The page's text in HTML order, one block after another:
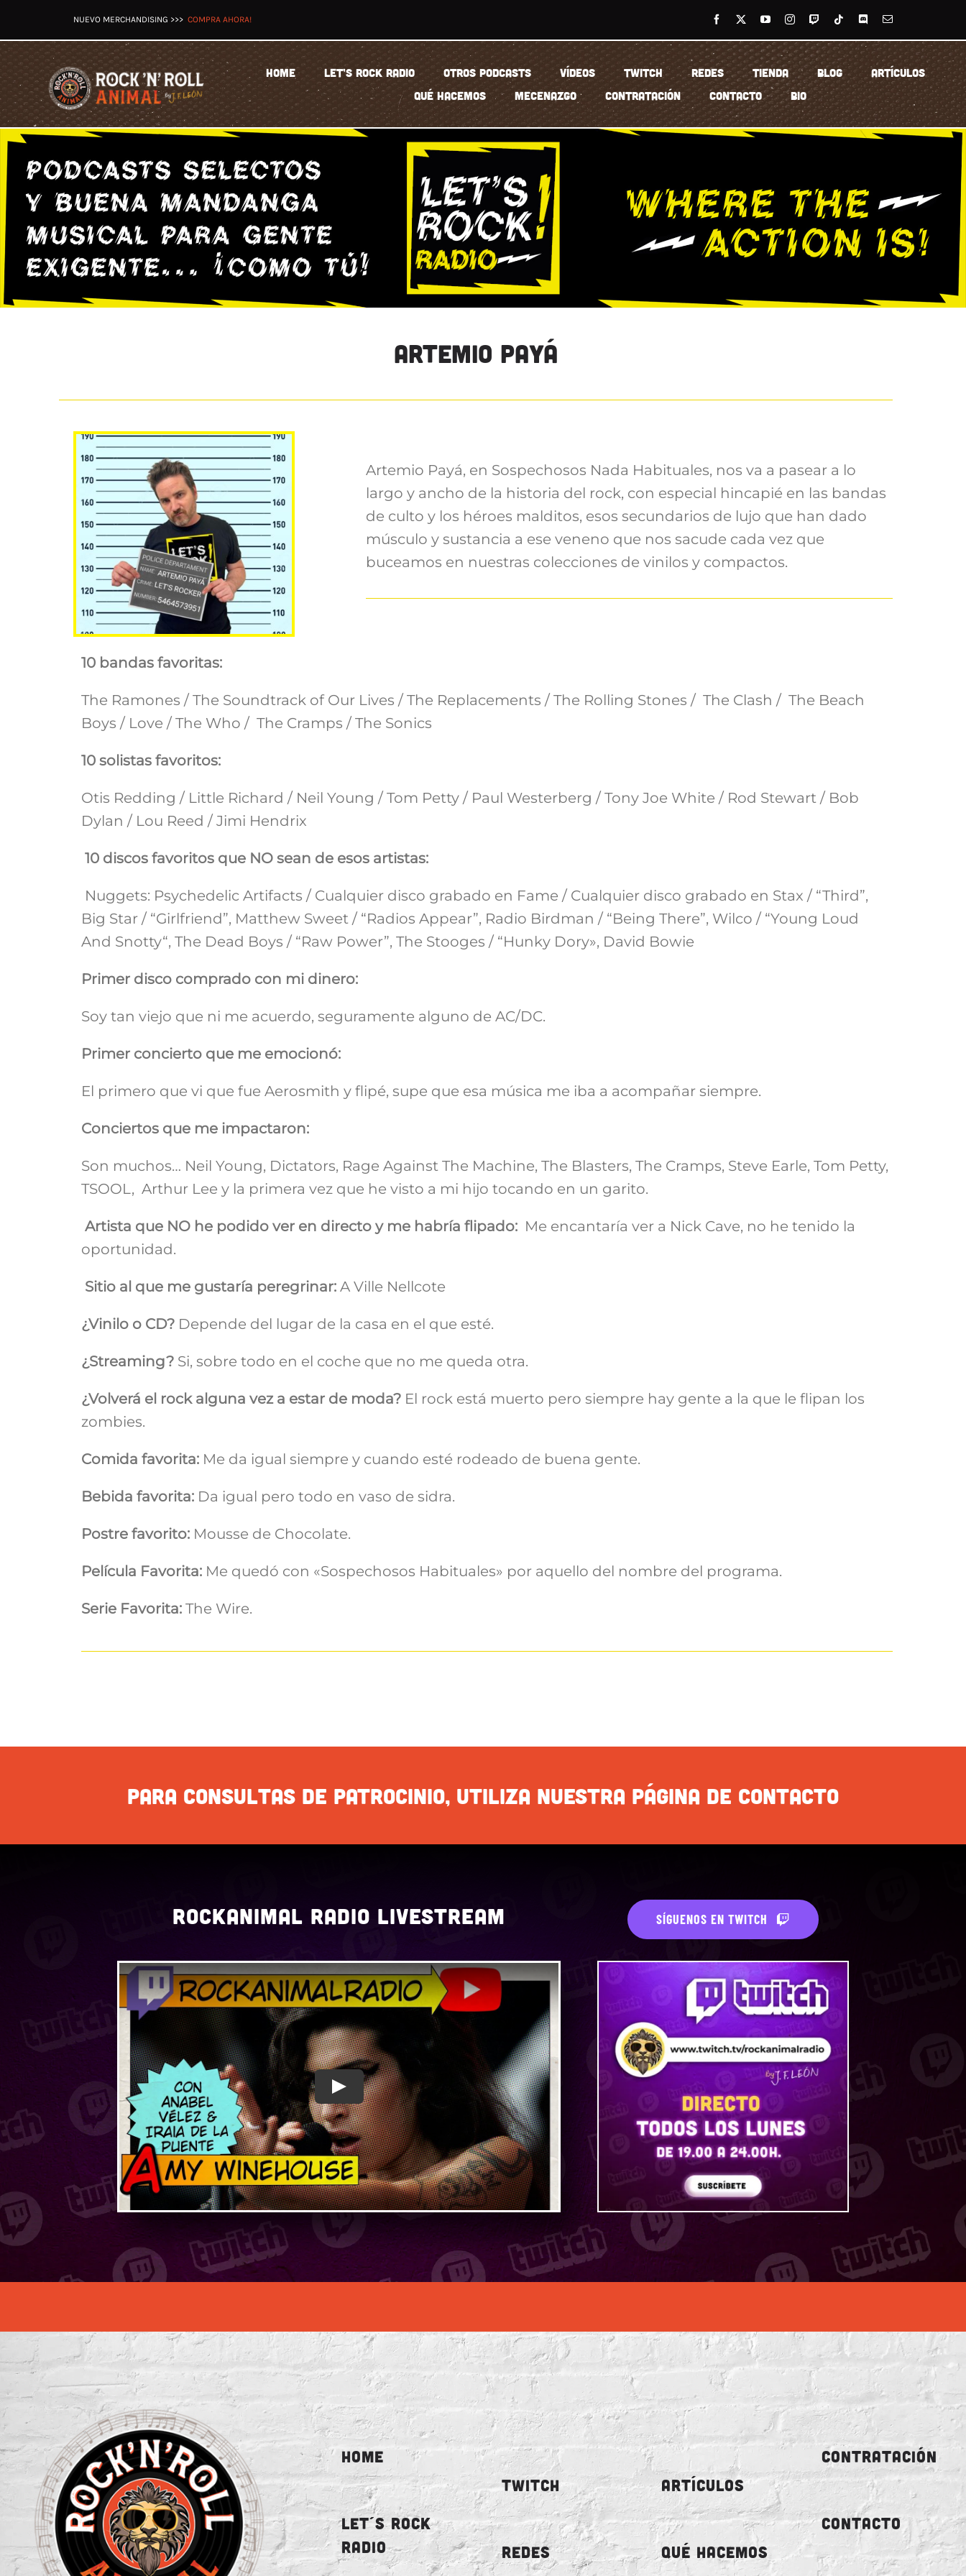
contenido
NUEVO MERCHANDISING >>> COMPRA AHORA!
HOME LET’S ROCK RADIO OTROS PODCASTS VÍDEOS TWITCH REDES TIENDA BLOG
ARTÍCULOS
QUÉ HACEMOS
MECENAZGO CONTRATACIÓN CONTACTO BIO
ARTEMIO PAYÁ
Artemio Payá, en Sospechosos Nada Habituales, nos va a pasear a lo
largo y ancho de la historia del rock, con especial hincapié en las bandas
de culto y los héroes malditos, esos secundarios de lujo que han dado
músculo y sustancia a ese veneno que nos sacude cada vez que
buceamos en nuestras colecciones de vinilos y compactos.
10 bandas favoritas:
The Ramones / The Soundtrack of Our Lives / The Replacements / The Rolling Stones / The Clash / The Beach
Boys / Love / The Who / The Cramps / The Sonics
10 solistas favoritos:
Otis Redding / Little Richard / Neil Young / Tom Petty / Paul Westerberg / Tony Joe White / Rod Stewart / Bob
Dylan / Lou Reed / Jimi Hendrix
10 discos favoritos que NO sean de esos artistas:
Nuggets: Psychedelic Artifacts / Cualquier disco grabado en Fame / Cualquier disco grabado en Stax / “Third”,
Big Star / “Girlfriend”, Matthew Sweet / “Radios Appear”, Radio Birdman / “Being There”, Wilco / “Young Loud
And Snotty“, The Dead Boys / “Raw Power”, The Stooges / “Hunky Dory», David Bowie
Primer disco comprado con mi dinero:
Soy tan viejo que ni me acuerdo, seguramente alguno de AC/DC.
Primer concierto que me emocionó:
El primero que vi que fue Aerosmith y flipé, supe que esa música me iba a acompañar siempre.
Conciertos que me impactaron:
Son muchos… Neil Young, Dictators, Rage Against The Machine, The Blasters, The Cramps, Steve Earle, Tom Petty,
TSOOL, Arthur Lee y la primera vez que he visto a mi hijo tocando en un garito.
Artista que NO he podido ver en directo y me habría flipado: Me encantaría ver a Nick Cave, no he tenido la
oportunidad.
Sitio al que me gustaría peregrinar:A Ville Nellcote
¿Vinilo o CD? Depende del lugar de la casa en el que esté.
¿Streaming? Si, sobre todo en el coche que no me queda otra.
¿Volverá el rock alguna vez a estar de moda? El rock está muerto pero siempre hay gente a la que le flipan los
zombies.
Comida favorita: Me da igual siempre y cuando esté rodeado de buena gente.
Bebida favorita: Da igual pero todo en vaso de sidra.
Postre favorito: Mousse de Chocolate.
Película Favorita: Me quedó con «Sospechosos Habituales» por aquello del nombre del programa.
Serie Favorita:The Wire.
PARA CONSULTAS DE PATROCINIO, UTILIZA NUESTRA PÁGINA DE CONTACTO
ROCKANIMAL RADIO LIVESTREAM SÍGUENOS EN TWITCH
HOME
LET´S ROCK
RADIO
TWITCH
REDES
ARTÍCULOS
QUÉ HACEMOS
CONTRATACIÓN
CONTACTO